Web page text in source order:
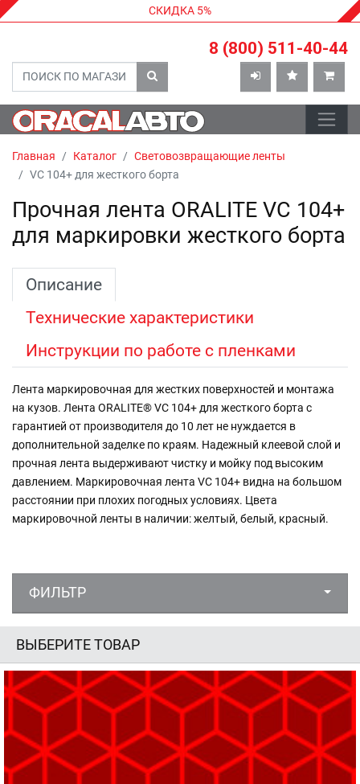
СКИДКА 5%
8 (800) 511-40-44
Главная Каталог
Световозвращающие ленты
VC 104+ для жесткого борта
Прочная лента ORALITE VC 104+
для маркировки жесткого борта
Описание
Технические характеристики
Инструкции по работе с пленками
Лента маркировочная для жестких поверхностей и монтажа
на кузов. Лента ORALITE® VC 104+ для жесткого борта с
гарантией от производителя до 10 лет не нуждается в
дополнительной заделке по краям. Надежный клеевой слой и
прочная лента выдерживают чистку и мойку под высоким
давлением. Маркировочная лента VC 104+ видна на большом
расстоянии при плохих погодных условиях. Цвета
маркировочной ленты в наличии: желтый, белый, красный.
ФИЛЬТР
ВЫБЕРИТЕ ТОВАР